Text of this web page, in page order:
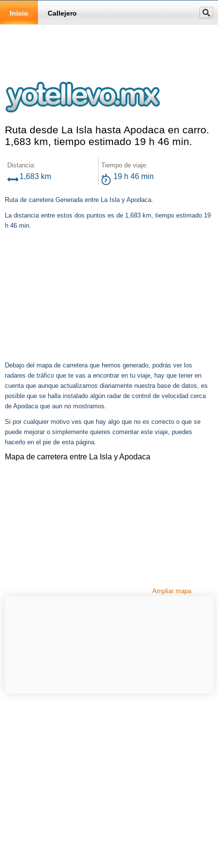
Inicio Callejero
Ruta desde La Isla hasta Apodaca en carro.
1,683 km, tiempo estimado 19 h 46 min.
Distancia:
1,683 km
Tiempo de viaje:
19 h 46 min
Ruta de carretera Generada entre La Isla y Apodaca.
La distancia entre estos dos puntos es de 1,683 km, tiempo estimado 19
h 46 min.
Debajo del mapa de carretera que hemos generado, podrás ver los
radares de tráfico que te vas a encontrar en tu viaje, hay que tener en
cuenta que aunque actualizamos diariamente nuestra base de datos, es
posible que se halla instalado algún radar de control de velocidad cerca
de Apodaca que aun no mostramos.
Si por cualquier motivo ves que hay algo que no es correcto o que se
puede mejorar o simplemente quieres comentar este viaje, puedes
hacerlo en el pie de esta página.
Mapa de carretera entre La Isla y Apodaca
Ampliar mapa